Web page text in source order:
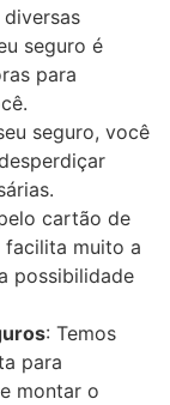
diversas
seguro é
para
seguro, você
cartão de
muito a
possibilidade
: Temos
para
montar o